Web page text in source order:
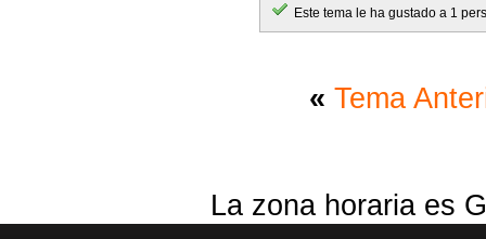
Este tema le ha gustado a 1
« Tema
La zona horaria es